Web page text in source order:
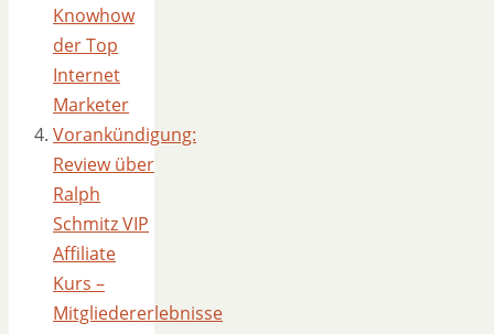
Knowhow
der Top
Internet
Marketer
Vorankündigung:
Review über
Ralph
Schmitz VIP
Affiliate
Kurs –
Mitgliedererlebnisse